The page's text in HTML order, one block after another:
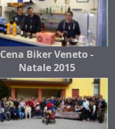
Cena Biker Veneto -
Natale 2015